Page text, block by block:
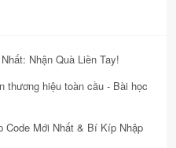
Nhận Quà Liền Tay!
thương hiệu toàn cầu - Bài học
Code Mới Nhất & Bí Kíp Nhập